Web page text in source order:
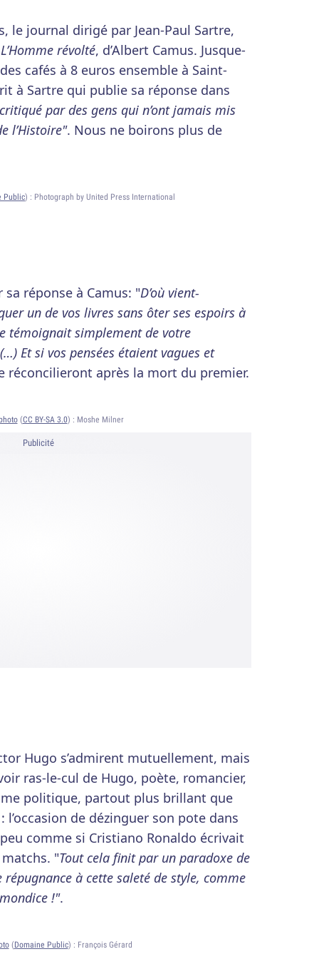
le journal dirigé par Jean-Paul Sartre,
L’Homme révolté, d’Albert Camus. Jusque-
cafés à 8 euros ensemble à Saint-
à Sartre qui publie sa réponse dans
critiqué par des gens qui n’ont jamais mis
l’Histoire". Nous ne boirons plus de
Public) : Photograph by United Press International
réponse à Camus: "D’où vient-
un de vos livres sans ôter ses espoirs à
témoignait simplement de votre
Et si vos pensées étaient vagues et
réconcilieront après la mort du premier.
(CC BY-SA 3.0) : Moshe Milner
Publicité
Hugo s’admirent mutuellement, mais
ras-le-cul de Hugo, poète, romancier,
politique, partout plus brillant que
de dézinguer son pote dans
comme si Cristiano Ronaldo écrivait
matchs. "Tout cela finit par un paradoxe de
à cette saleté de style, comme
!".
(Domaine Public) : François Gérard